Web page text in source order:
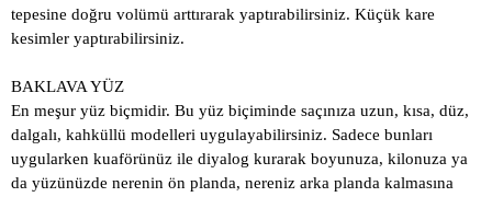
tepesine doğru volümü arttırarak yaptırabilirsiniz. Küçük kare
kesimler yaptırabilirsiniz.
BAKLAVA YÜZ
En meşur yüz biçmidir. Bu yüz biçiminde saçınıza uzun, kısa, düz,
dalgalı, kahküllü modelleri uygulayabilirsiniz. Sadece bunları
uygularken kuaförünüz ile diyalog kurarak boyunuza, kilonuza ya
da yüzünüzde nerenin ön planda, nereniz arka planda kalmasına